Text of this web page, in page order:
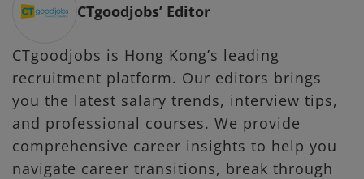
CTgoodjobs’ Editor
CTgoodjobs is Hong Kong’s leading
recruitment platform. Our editors brings
you the latest salary trends, interview tips,
and professional courses. We provide
comprehensive career insights to help you
navigate career transitions, break through